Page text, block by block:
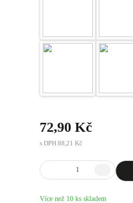
72,90 Kč
s DPH 88,21 Kč
Více než 10 ks skladem